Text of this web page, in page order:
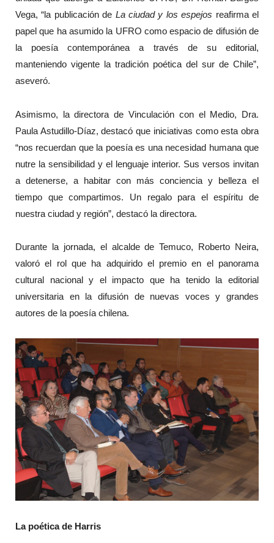
Vega, “la publicación de La ciudad y los espejos reafirma el
papel que ha asumido la UFRO como espacio de difusión de
la poesía contemporánea a través de su editorial,
manteniendo vigente la tradición poética del sur de Chile”,
aseveró.
Asimismo, la directora de Vinculación con el Medio, Dra.
Paula Astudillo-Díaz, destacó que iniciativas como esta obra
“nos recuerdan que la poesía es una necesidad humana que
nutre la sensibilidad y el lenguaje interior. Sus versos invitan
a detenerse, a habitar con más conciencia y belleza el
tiempo que compartimos. Un regalo para el espíritu de
nuestra ciudad y región”, destacó la directora.
Durante la jornada, el alcalde de Temuco, Roberto Neira,
valoró el rol que ha adquirido el premio en el panorama
cultural nacional y el impacto que ha tenido la editorial
universitaria en la difusión de nuevas voces y grandes
autores de la poesía chilena.
La poética de Harris